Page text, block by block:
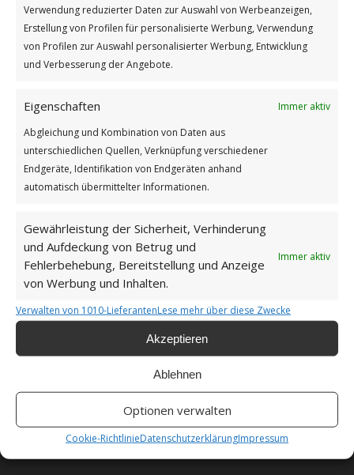
Verwendung reduzierter Daten zur Auswahl von Werbeanzeigen,
Erstellung von Profilen für personalisierte Werbung, Verwendung
von Profilen zur Auswahl personalisierter Werbung, Entwicklung
und Verbesserung der Angebote.
Eigenschaften
Immer aktiv
Abgleichung und Kombination von Daten aus
unterschiedlichen Quellen, Verknüpfung verschiedener
Endgeräte, Identifikation von Endgeräten anhand
automatisch übermittelter Informationen.
Gewährleistung der Sicherheit, Verhinderung
und Aufdeckung von Betrug und
Fehlerbehebung, Bereitstellung und Anzeige
von Werbung und Inhalten.
Immer aktiv
Verwalten von 1010-LieferantenLese mehr über diese Zwecke
Akzeptieren
Ablehnen
Optionen verwalten
Cookie-RichtlinieDatenschutzerklärungImpressum
28. JULI 2026 0 KOMMENTARE BETTINA
Impressum
Unsere Cookie-Richtlinie (EU)
Haftungsausschluss
Als Amazon-Partner verdiene ich an qualifizierten
Verkäufen.